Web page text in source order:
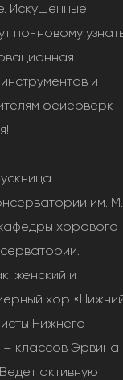
Искушенные
по-новому
и
фейерверк
им. М.
хорового
женский и
хор
Нижнего
– классов Эрвина
активную